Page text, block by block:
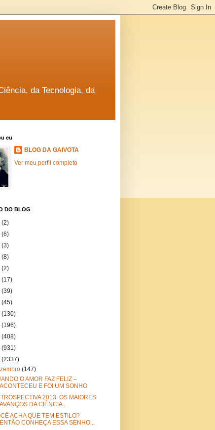
da Tecnologia, da
eu
BLOG DA GAIVOTA
Ver meu perfil completo
DO BLOG
(2)
(6)
(3)
(8)
(2)
(17)
(39)
(45)
(130)
(196)
(408)
(931)
(2337)
(147)
O AMOR FAZ FELIZ –
ACONTECEU E FOI UM SONHO
2013: OS MAIORES
AVANÇOS DA CIÊNCIA ...
ACHA QUE TEM ESTILO?
ENTÃO CONHEÇA ESSA SENHO...